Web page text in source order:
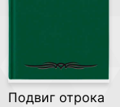
Подвиг отрока